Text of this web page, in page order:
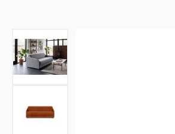
Innovation Living